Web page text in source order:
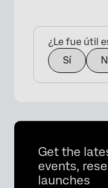
¿Le fue útil
Sí
Get the
events,
launches